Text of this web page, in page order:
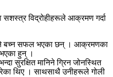
सशस्त्र विद्रोहीहरूले आक्रमण गर्दा
भने बच्न सफल भएका छन् । आक्रमणका
हुन् ।
सुरक्षित मानिने ग्रिन जोनस्थित
थिए । साथसाथै उनीहरूले गोली